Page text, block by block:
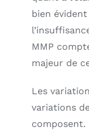
bien
MMP
majeur de
Les
variations
composent.